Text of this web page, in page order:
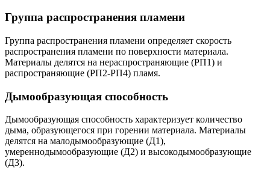
Группа распространения пламени
Группа распространения пламени определяет скорость
распространения пламени по поверхности материала.
Материалы делятся на нераспространяющие (РП1) и
распространяющие (РП2-РП4) пламя.
Дымообразующая способность
Дымообразующая способность характеризует количество
дыма, образующегося при горении материала. Материалы
делятся на малодымообразующие (Д1),
умереннодымообразующие (Д2) и высокодымообразующие
(Д3).